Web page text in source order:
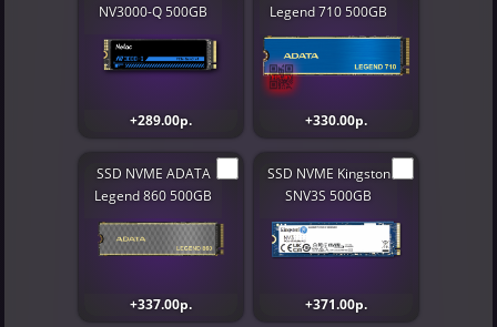
NV3000-Q 500GB
+289.00р.
Legend 710 500GB
+330.00р.
SSD NVME ADATA
Legend 860 500GB
+337.00р.
SSD NVME Kingston
SNV3S 500GB
+371.00р.